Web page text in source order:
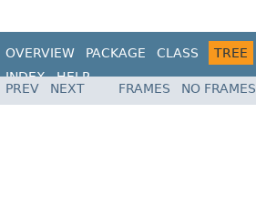
OVERVIEW PACKAGE CLASS TREE
INDEX
HELP
PREV
NEXT FRAMES NO FRAMES